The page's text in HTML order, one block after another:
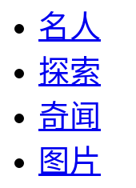
名人
探索
奇闻
图片